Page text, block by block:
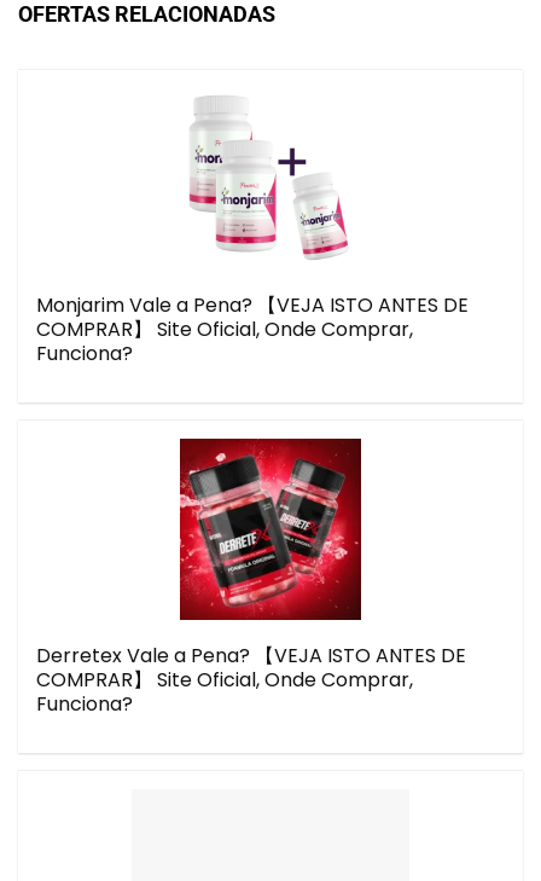
OFERTAS RELACIONADAS
Monjarim Vale a Pena? 【VEJA ISTO ANTES DE
COMPRAR】 Site Oficial, Onde Comprar,
Funciona?
Derretex Vale a Pena? 【VEJA ISTO ANTES DE
COMPRAR】 Site Oficial, Onde Comprar,
Funciona?